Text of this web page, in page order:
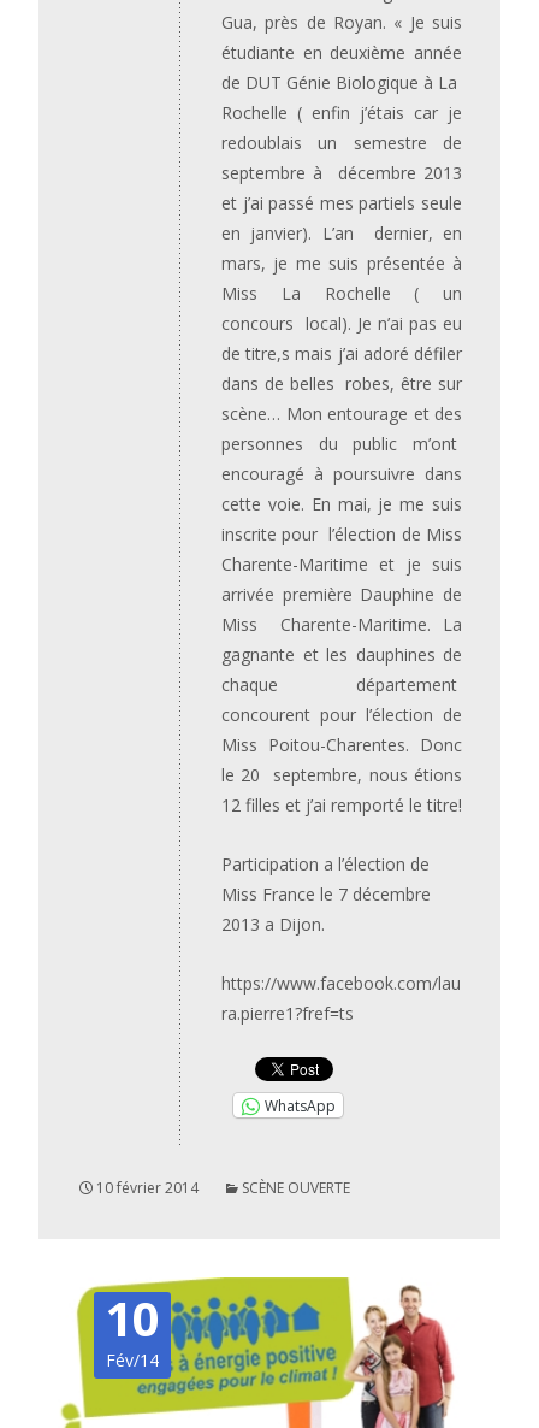
Gua, près de Royan. « Je suis
étudiante en deuxième année
de DUT Génie Biologique à La
Rochelle ( enfin j’étais car je
redoublais un semestre de
septembre à décembre 2013
et j’ai passé mes partiels seule
en janvier). L’an dernier, en
mars, je me suis présentée à
Miss La Rochelle ( un
concours local). Je n’ai pas eu
de titre,s mais j’ai adoré défiler
dans de belles robes, être sur
scène… Mon entourage et des
personnes du public m’ont
encouragé à poursuivre dans
cette voie. En mai, je me suis
inscrite pour l’élection de Miss
Charente-Maritime et je suis
arrivée première Dauphine de
Miss Charente-Maritime. La
gagnante et les dauphines de
chaque département
concourent pour l’élection de
Miss Poitou-Charentes. Donc
le 20 septembre, nous étions
12 filles et j’ai remporté le titre!
Participation a l’élection de
Miss France le 7 décembre
2013 a Dijon.
https://www.facebook.com/lau
ra.pierre1?fref=ts
WhatsApp
10 février 2014 SCÈNE OUVERTE
10
Fév/14